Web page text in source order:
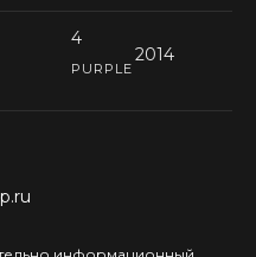
4
2014
PURPLE